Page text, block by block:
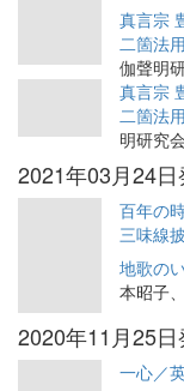
真言宗
二箇法
伽聲明
真言宗
二箇法
明研究会
2021年03月24日
百年の
三味線
地歌の
本昭子
2020年11月25日
一心／